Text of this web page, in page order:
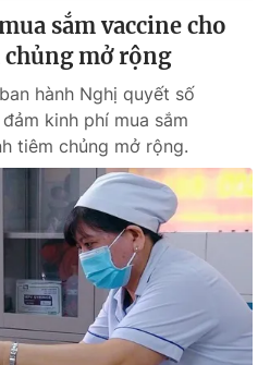
sắm vaccine cho
mở rộng
hành Nghị quyết số
kinh phí mua sắm
tiêm chủng mở rộng.